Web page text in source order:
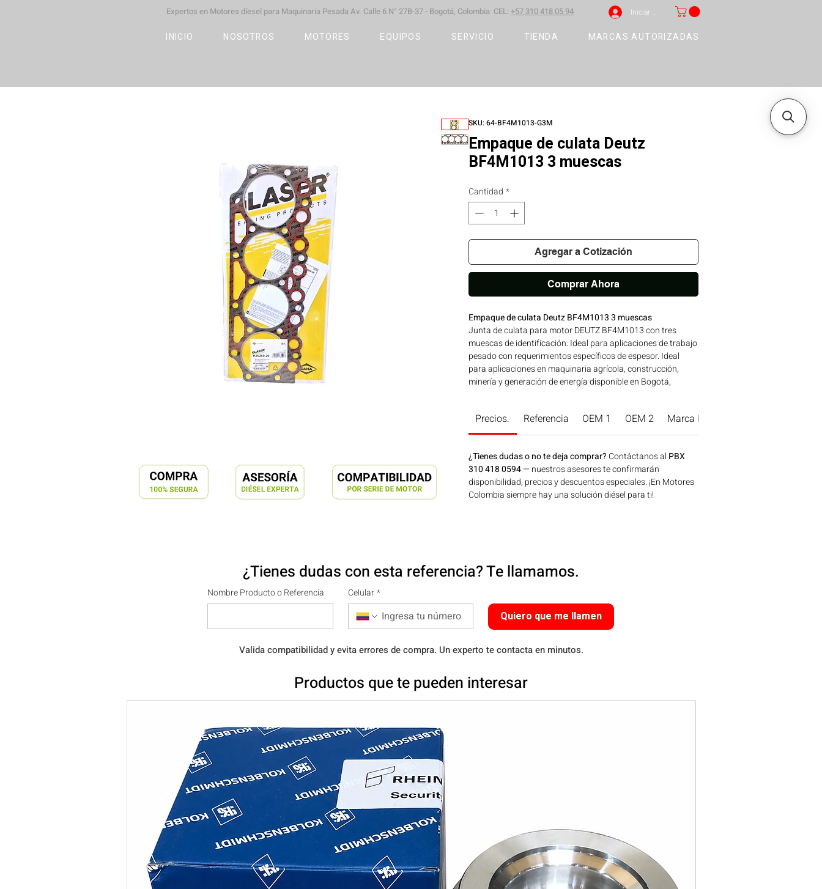
Expertos en Motores díesel para Maquinaria Pesada Av. Calle 6 N° 27B-37 - Bogotá, Colombia CEL: +57 310 418 05 94 Iniciar sesión
INICIO NOSOTROS MOTORES EQUIPOS SERVICIO TIENDA MARCAS AUTORIZADAS
SKU: 64-BF4M1013-G3M
Empaque de culata Deutz
BF4M1013 3 muescas
Cantidad *
Agregar a Cotización
Comprar Ahora
Empaque de culata Deutz BF4M1013 3 muescas
Junta de culata para motor DEUTZ BF4M1013 con tres
muescas de identificación. Ideal para aplicaciones de trabajo
pesado con requerimientos específicos de espesor. Ideal
para aplicaciones en maquinaria agrícola, construcción,
minería y generación de energía disponible en Bogotá,
Precios. Referencia OEM 1 OEM 2 Marca Producto.
¿Tienes dudas o no te deja comprar? Contáctanos al PBX
310 418 0594— nuestros asesores te confirmarán
disponibilidad, precios y descuentos especiales. ¡En Motores
Colombia siempre hay una solución diésel para ti!
¿Tienes dudas con esta referencia? Te llamamos.
Nombre Producto o Referencia Celular *
Quiero que me llamen
Valida compatibilidad y evita errores de compra. Un experto te contacta en minutos.
Productos que te pueden interesar